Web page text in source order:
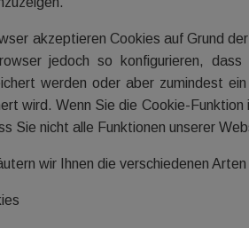
akzeptieren Cookies auf Grund
jedoch so konfigurieren,
werden oder aber zumindest
wird. Wenn Sie die Cookie-
Sie nicht alle Funktionen unserer
wir Ihnen die verschiedenen